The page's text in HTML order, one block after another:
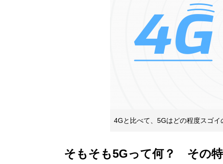
4Gと比べて、5Gはどの程度スゴイ
そもそも5Gって何？ その